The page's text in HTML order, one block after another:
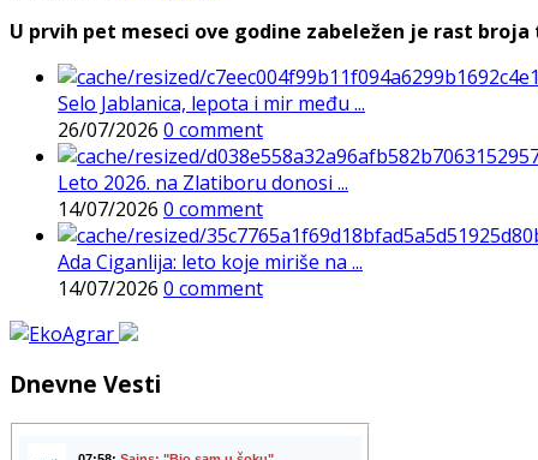
U prvih pet meseci ove godine zabeležen je rast
Selo Jablanica, lepota i mir među ...
26/07/2026 0 comment
Leto 2026. na Zlatiboru donosi ...
14/07/2026 0 comment
Ada Ciganlija: leto koje miriše na ...
14/07/2026 0 comment
Dnevne Vesti